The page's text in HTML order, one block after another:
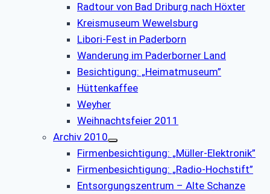
Radtour von Bad Driburg nach Höxter
Kreismuseum Wewelsburg
Libori-Fest in Paderborn
Wanderung im Paderborner Land
Besichtigung: „Heimatmuseum”
Hüttenkaffee
Weyher
Weihnachtsfeier 2011
Archiv 2010
Firmenbesichtigung: „Müller-Elektronik”
Firmenbesichtigung: „Radio-Hochstift”
Entsorgungszentrum – Alte Schanze